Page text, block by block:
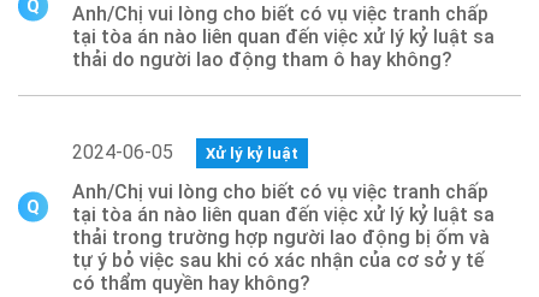
Anh/Chị vui lòng cho biết có vụ việc tranh chấp
tại tòa án nào liên quan đến việc xử lý kỷ luật sa
thải do người lao động tham ô hay không?
2024-06-05 Xử lý kỷ luật
Anh/Chị vui lòng cho biết có vụ việc tranh chấp
tại tòa án nào liên quan đến việc xử lý kỷ luật sa
thải trong trường hợp người lao động bị ốm và
tự ý bỏ việc sau khi có xác nhận của cơ sở y tế
có thẩm quyền hay không?